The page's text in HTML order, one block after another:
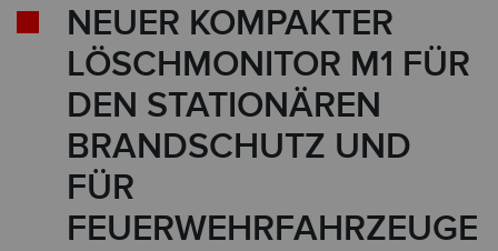
NEUER KOMPAKTER
LÖSCHMONITOR M1 FÜR
DEN STATIONÄREN
BRANDSCHUTZ UND
FÜR
FEUERWEHRFAHRZEUGE
INFORMIERT BLEIBEN —
FÜR MEHR SICHERHEIT
Abonnieren Sie unseren Newsletter und erhalten Sie
regelmäßig Neuigkeiten rund um das Thema Löschtechnik.